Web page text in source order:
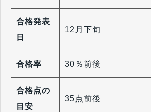
合格発表
日
12月下旬
合格率 30％前後
合格点の
目安
35点前後